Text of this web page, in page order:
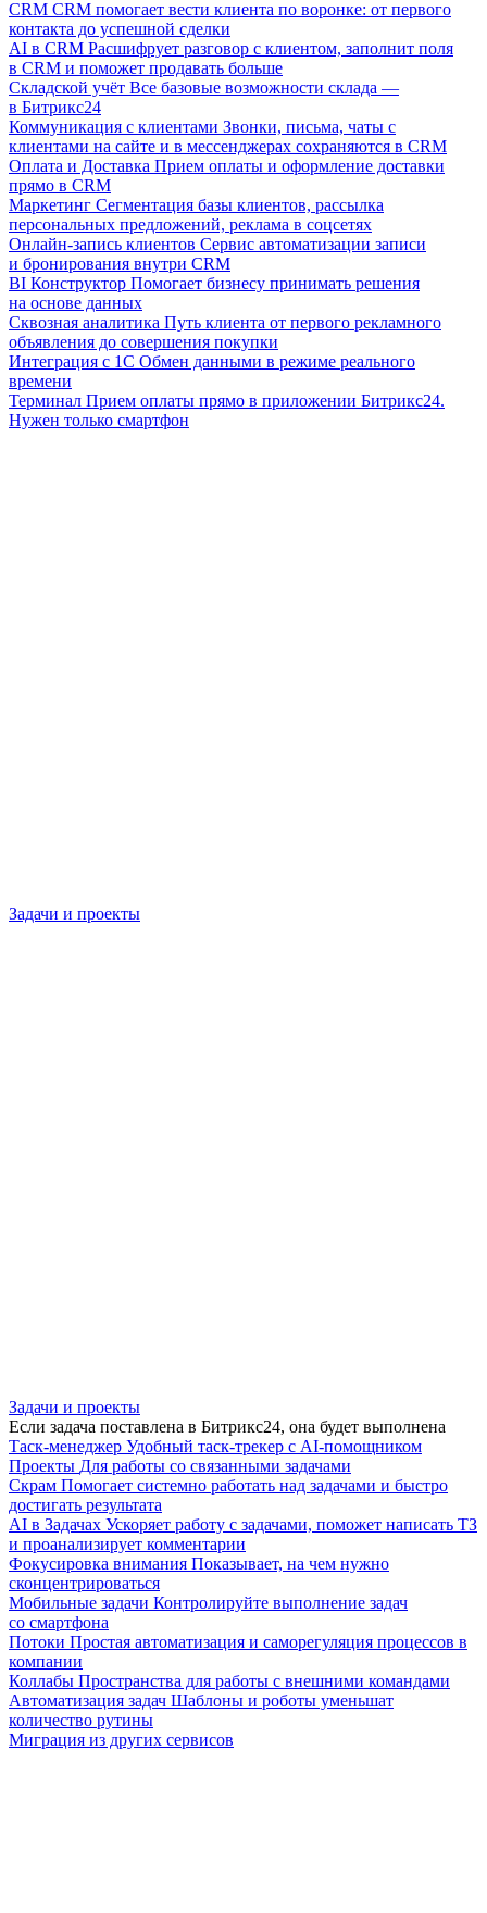
CRM CRM помогает вести клиента по воронке: от первого
контакта до успешной сделки
AI в CRM Расшифрует разговор с клиентом, заполнит поля
в CRM и поможет продавать больше
Складской учёт Все базовые возможности склада —
в Битрикс24
Коммуникация с клиентами Звонки, письма, чаты с
клиентами на сайте и в мессенджерах сохраняются в CRM
Оплата и Доставка Прием оплаты и оформление доставки
прямо в CRM
Маркетинг Сегментация базы клиентов, рассылка
персональных предложений, реклама в соцсетях
Онлайн-запись клиентов Сервис автоматизации записи
и бронирования внутри CRM
BI Конструктор Помогает бизнесу принимать решения
на основе данных
Сквозная аналитика Путь клиента от первого рекламного
объявления до совершения покупки
Интеграция с 1С Обмен данными в режиме реального
времени
Терминал Прием оплаты прямо в приложении Битрикс24.
Нужен только смартфон
Задачи и проекты
Задачи и проекты
Если задача поставлена в Битрикс24, она будет выполнена
Таск-менеджер Удобный таск-трекер с AI-помощником
Проекты Для работы со связанными задачами
Скрам Помогает системно работать над задачами и быстро
достигать результата
AI в Задачах Ускоряет работу с задачами, поможет написать ТЗ
и проанализирует комментарии
Фокусировка внимания Показывает, на чем нужно
сконцентрироваться
Мобильные задачи Контролируйте выполнение задач
со смартфона
Потоки Простая автоматизация и саморегуляция процессов в
компании
Коллабы Пространства для работы с внешними командами
Автоматизация задач Шаблоны и роботы уменьшат
количество рутины
Миграция из других сервисов